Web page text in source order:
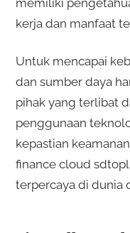
memiliki
kerja dan manfaat
Untuk mencapai
dan sumber daya
pihak yang terlibat
penggunaan
kepastian
finance cloud
terpercaya di dunia